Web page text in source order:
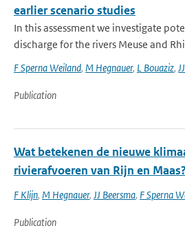
earlier scenario studies
In this assessment we investigate
discharge for the rivers Meuse and
F Sperna Weiland, M Hegnauer, L Bouaziz,
Publication
Wat betekenen de nieuwe
rivierafvoeren van Rijn en
F Klijn, M Hegnauer, JJ Beersma, F Sperna
Publication